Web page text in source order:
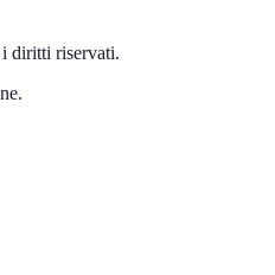
diritti riservati.